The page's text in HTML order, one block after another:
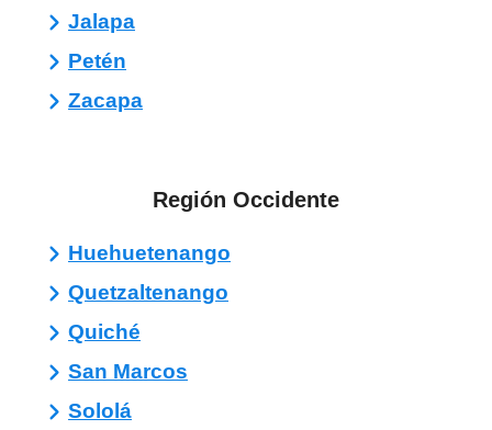
Jalapa
Petén
Zacapa
Región Occidente
Huehuetenango
Quetzaltenango
Quiché
San Marcos
Sololá